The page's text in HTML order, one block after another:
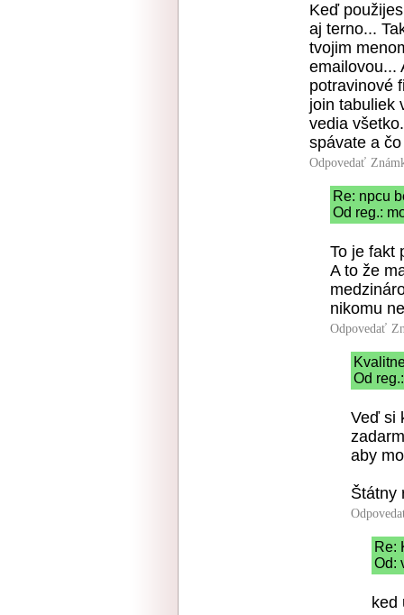
Keď
aj terno...
tvojim
emailovou...
potravinové
join tabuliek
vedia
spávate a
Odpovedať
Re: npcu
Od reg.:
To je fakt
A to že
nikomu
Odpovedať
Od
Veď si
aby
Štátny
Re:
Od:
ked